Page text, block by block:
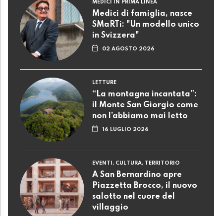
MEDICI IN PRIMA LINEA
Medici di famiglia, nasce
SMaRTi: "Un modello unico
in Svizzera"
02 AGOSTO 2026
LETTURE
“La montagna incantata”:
il Monte San Giorgio come
non l’abbiamo mai letto
16 LUGLIO 2026
EVENTI, CULTURA, TERRITORIO
A San Bernardino apre
Piazzetta Brocco, il nuovo
salotto nel cuore del
villaggio